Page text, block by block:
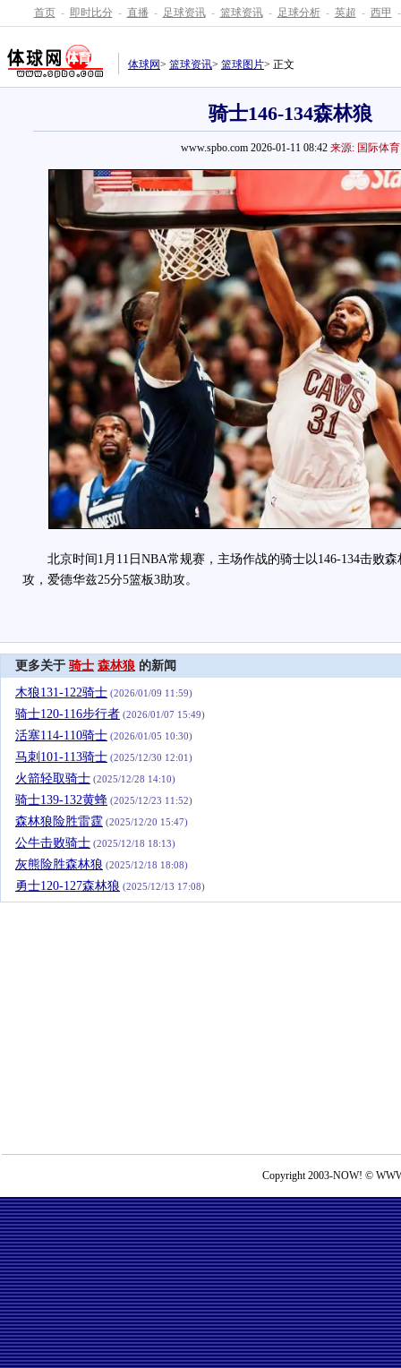
首页 - 即时比分 - 直播 - 足球资讯 - 篮球资讯 - 足球分析 - 英超 - 西甲 -
体球网> 篮球资讯> 篮球图片> 正文
骑士146-134森林狼
www.spbo.com 2026-01-11 08:42 来源: 国际体育
北京时间1月11日NBA常规赛，主场作战的骑士以146-134击败森
攻，爱德华兹25分5篮板3助攻。
更多关于 骑士 森林狼 的新闻
木狼131-122骑士 (2026/01/09 11:59)
骑士120-116步行者 (2026/01/07 15:49)
活塞114-110骑士 (2026/01/05 10:30)
马刺101-113骑士 (2025/12/30 12:01)
火箭轻取骑士 (2025/12/28 14:10)
骑士139-132黄蜂 (2025/12/23 11:52)
森林狼险胜雷霆 (2025/12/20 15:47)
公牛击败骑士 (2025/12/18 18:13)
灰熊险胜森林狼 (2025/12/18 18:08)
勇士120-127森林狼 (2025/12/13 17:08)
Copyright 2003-NOW! ©